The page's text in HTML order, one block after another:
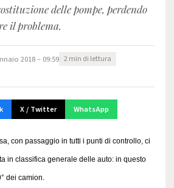
delle pompe, perdendo
il problema.
2018 – 09:59 2 min di lettura
X / Twitter WhatsApp
con passaggio in tutti i punti di controllo, ci
in classifica generale delle auto: in questo
dei camion.